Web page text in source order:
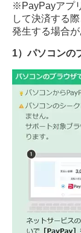
※PayPayアプ
して決済する
発生する場合が
1）パソコンの